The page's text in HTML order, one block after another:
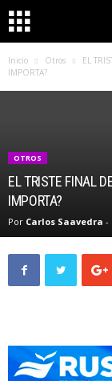
Inicio Otros
EL
IMPORTA?
OTROS
EL TRISTE FINAL
IMPORTA?
Por Carlos Saavedra -